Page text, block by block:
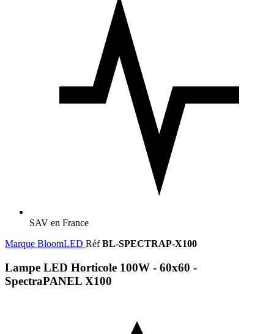
SAV en France
Marque BloomLED RéfBL-SPECTRAP-X100
Lampe LED Horticole 100W - 60x60 -
SpectraPANEL X100